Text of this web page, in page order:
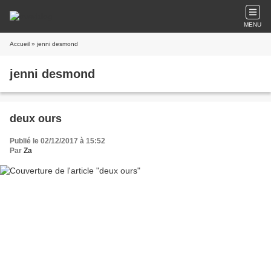
MENU
Accueil » jenni desmond
jenni desmond
deux ours
Publié le 02/12/2017 à 15:52
Par Za